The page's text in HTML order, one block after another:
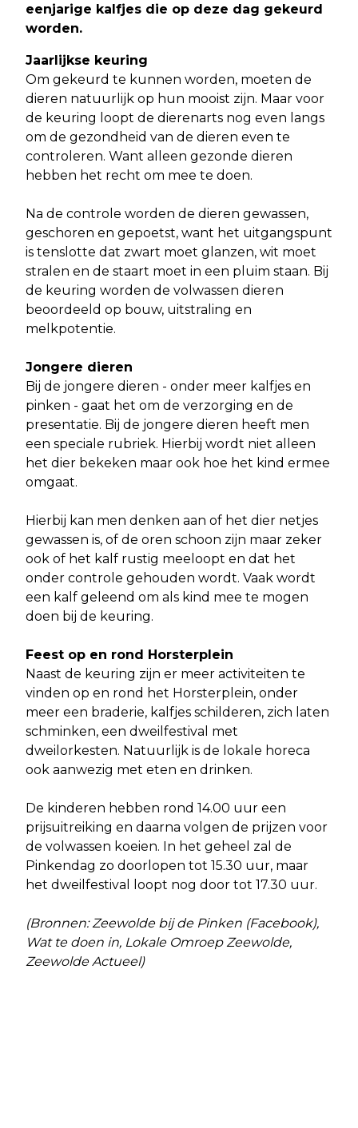
eenjarige kalfjes die op deze dag gekeurd
worden.
Jaarlijkse keuring
Om gekeurd te kunnen worden, moeten de
dieren natuurlijk op hun mooist zijn. Maar voor
de keuring loopt de dierenarts nog even langs
om de gezondheid van de dieren even te
controleren. Want alleen gezonde dieren
hebben het recht om mee te doen.
Na de controle worden de dieren gewassen,
geschoren en gepoetst, want het uitgangspunt
is tenslotte dat zwart moet glanzen, wit moet
stralen en de staart moet in een pluim staan. Bij
de keuring worden de volwassen dieren
beoordeeld op bouw, uitstraling en
melkpotentie.
Jongere dieren
Bij de jongere dieren - onder meer kalfjes en
pinken - gaat het om de verzorging en de
presentatie. Bij de jongere dieren heeft men
een speciale rubriek. Hierbij wordt niet alleen
het dier bekeken maar ook hoe het kind ermee
omgaat.
Hierbij kan men denken aan of het dier netjes
gewassen is, of de oren schoon zijn maar zeker
ook of het kalf rustig meeloopt en dat het
onder controle gehouden wordt. Vaak wordt
een kalf geleend om als kind mee te mogen
doen bij de keuring.
Feest op en rond Horsterplein
Naast de keuring zijn er meer activiteiten te
vinden op en rond het Horsterplein, onder
meer een braderie, kalfjes schilderen, zich laten
schminken, een dweilfestival met
dweilorkesten. Natuurlijk is de lokale horeca
ook aanwezig met eten en drinken.
De kinderen hebben rond 14.00 uur een
prijsuitreiking en daarna volgen de prijzen voor
de volwassen koeien. In het geheel zal de
Pinkendag zo doorlopen tot 15.30 uur, maar
het dweilfestival loopt nog door tot 17.30 uur.
(Bronnen: Zeewolde bij de Pinken (Facebook),
Wat te doen in, Lokale Omroep Zeewolde,
Zeewolde Actueel)